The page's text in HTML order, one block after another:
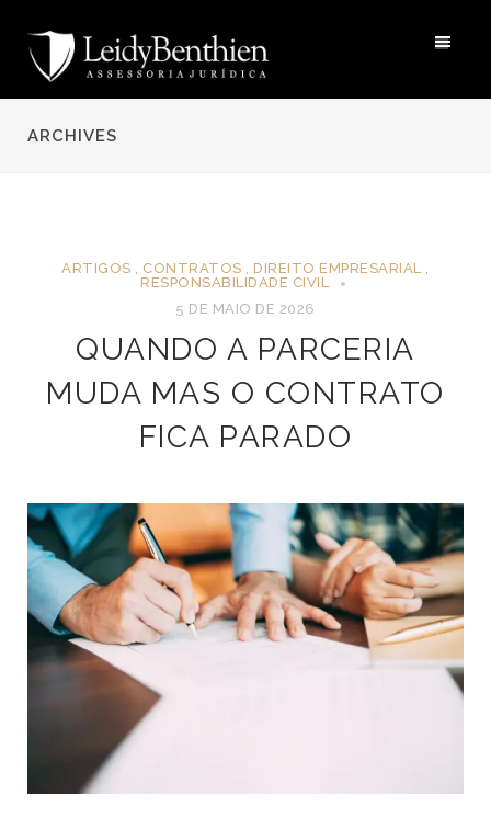
ARCHIVES
ARTIGOS , CONTRATOS ,DIREITO EMPRESARIAL ,
RESPONSABILIDADE CIVIL
5 DE MAIO DE 2026
QUANDO A PARCERIA
MUDA MAS O CONTRATO
FICA PARADO